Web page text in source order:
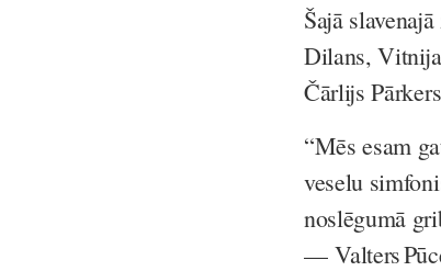
Šajā
Dilans,
Čārlijs
“Mēs esam
veselu
noslēgumā
— Valters